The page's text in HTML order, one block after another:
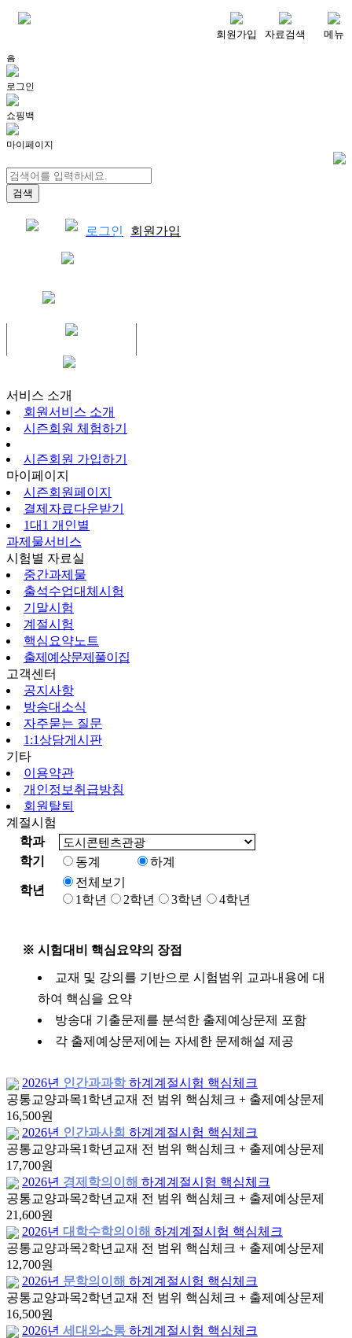
회원가입 자료검색 메뉴
홈
로그인
쇼핑백
마이페이지
로그인 회원가입
서비스 소개
회원서비스 소개
시즌회원 체험하기
시즌회원 가입하기
마이페이지
시즌회원페이지
결제자료다운받기
1대1 개인별
과제물서비스
시험별 자료실
중간과제물
출석수업대체시험
기말시험
계절시험
핵심요약노트
출제예상문제풀이집
고객센터
공지사항
방송대소식
자주묻는 질문
1:1상담게시판
기타
이용약관
개인정보취급방침
회원탈퇴
계절시험
학과
학기
동계 하계
학년
전체보기
1학년
2학년 3학년 4학년
※ 시험대비 핵심요약의 장점
교재 및 강의를 기반으로 시험범위 교과내용에 대
하여 핵심을 요약
방송대 기출문제를 분석한 출제예상문제 포함
각 출제예상문제에는 자세한 문제해설 제공
2026년 인간과과학하계계절시험 핵심체크
공통교양과목1학년 교재 전 범위 핵심체크 + 출제예상문제
16,500원
2026년 인간과사회 하계계절시험 핵심체크
공통교양과목1학년 교재 전 범위 핵심체크 + 출제예상문제
17,700원
2026년 경제학의이해 하계계절시험 핵심체크
공통교양과목2학년 교재 전 범위 핵심체크 + 출제예상문제
21,600원
2026년 대학수학의이해 하계계절시험 핵심체크
공통교양과목2학년 교재 전 범위 핵심체크 + 출제예상문제
12,700원
2026년 문학의이해 하계계절시험 핵심체크
공통교양과목2학년 교재 전 범위 핵심체크 + 출제예상문제
16,500원
2026년 세대와소통 하계계절시험 핵심체크